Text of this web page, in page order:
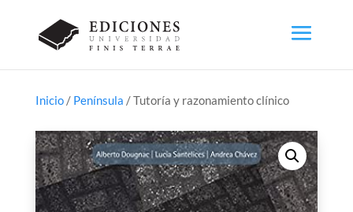
Inicio/ Península / Tutoría y razonamiento clínico